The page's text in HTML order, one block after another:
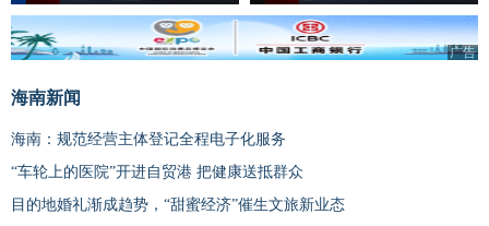
广告
海南新闻
海南：规范经营主体登记全程电子化服务
“车轮上的医院”开进自贸港 把健康送抵群众
目的地婚礼渐成趋势，“甜蜜经济”催生文旅新业态